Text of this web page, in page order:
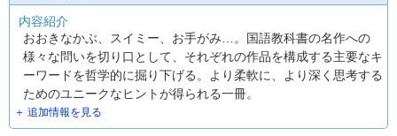
内容紹介
おおきなかぶ、スイミー、お手がみ…。国語教科書の名作への
様々な問いを切り口として、それぞれの作品を構成する主要なキ
ーワードを哲学的に掘り下げる。より柔軟に、より深く思考する
ためのユニークなヒントが得られる一冊。
＋ 追加情報を見る